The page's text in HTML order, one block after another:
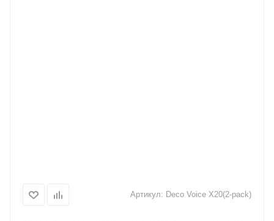
Артикул: Deco Voice X20(2-pack)